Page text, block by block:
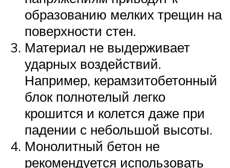
образованию мелких трещин на
поверхности стен.
Материал не выдерживает
ударных воздействий.
Например, керамзитобетонный
блок полнотелый легко
крошится и колется даже при
падении с небольшой высоты.
Монолитный бетон не
рекомендуется использовать